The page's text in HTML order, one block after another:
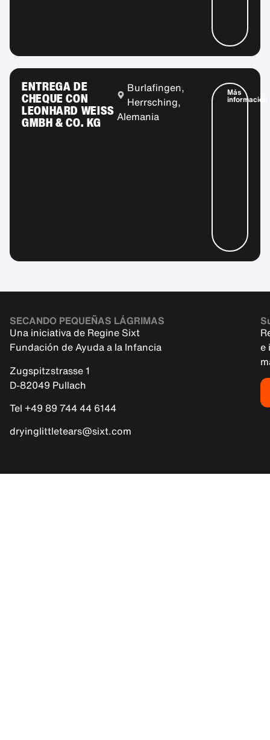
ENTREGA DE
CHEQUE CON
LEONHARD WEISS
GMBH & CO. KG
Burlafingen,
Herrsching,
Alemania
Más
información
SECANDO PEQUEÑAS LÁGRIMAS
Una iniciativa de Regine Sixt
Fundación de Ayuda a la Infancia
Zugspitzstrasse 1
D-82049 Pullach
Tel +49 89 744 44 6144
dryinglittletears@sixt.com
e